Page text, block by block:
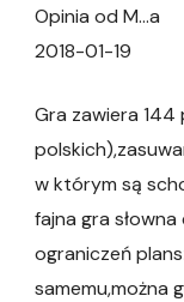
Opinia od M…a
2018-01-19
Gra zawiera 144
w którym są
fajna gra
ograniczeń
samemu,można